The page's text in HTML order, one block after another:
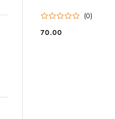
(0)
Cena:
70.00